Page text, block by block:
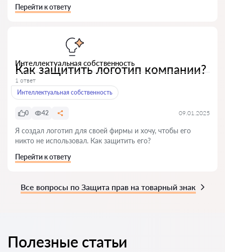
Перейти к ответу
Интеллектуальная собственность
Как защитить логотип компании?
1 ответ
Интеллектуальная собственность
0 42 09.01.2025
Я создал логотип для своей фирмы и хочу, чтобы его
никто не использовал. Как защитить его?
Перейти к ответу
Все вопросы по Защита прав на товарный знак
Полезные статьи